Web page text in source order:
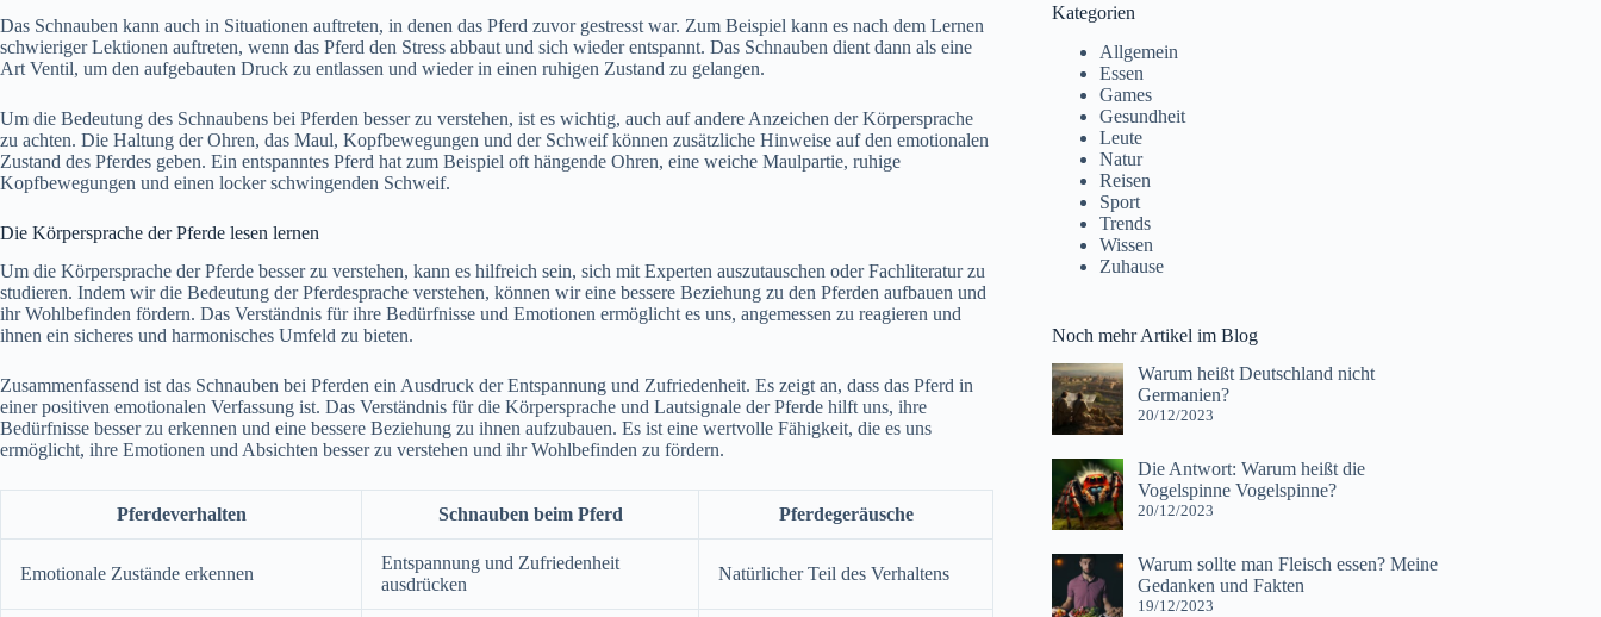
Das Schnauben kann auch in Situationen auftreten, in denen das Pferd zuvor gestresst war. Zum Beispiel kann es nach dem Lernen
schwieriger Lektionen auftreten, wenn das Pferd den Stress abbaut und sich wieder entspannt. Das Schnauben dient dann als eine
Art Ventil, um den aufgebauten Druck zu entlassen und wieder in einen ruhigen Zustand zu gelangen.
Um die Bedeutung des Schnaubens bei Pferden besser zu verstehen, ist es wichtig, auch auf andere Anzeichen der Körpersprache
zu achten. Die Haltung der Ohren, das Maul, Kopfbewegungen und der Schweif können zusätzliche Hinweise auf den emotionalen
Zustand des Pferdes geben. Ein entspanntes Pferd hat zum Beispiel oft hängende Ohren, eine weiche Maulpartie, ruhige
Kopfbewegungen und einen locker schwingenden Schweif.
Die Körpersprache der Pferde lesen lernen
Um die Körpersprache der Pferde besser zu verstehen, kann es hilfreich sein, sich mit Experten auszutauschen oder Fachliteratur zu
studieren. Indem wir die Bedeutung der Pferdesprache verstehen, können wir eine bessere Beziehung zu den Pferden aufbauen und
ihr Wohlbefinden fördern. Das Verständnis für ihre Bedürfnisse und Emotionen ermöglicht es uns, angemessen zu reagieren und
ihnen ein sicheres und harmonisches Umfeld zu bieten.
Zusammenfassend ist das Schnauben bei Pferden ein Ausdruck der Entspannung und Zufriedenheit. Es zeigt an, dass das Pferd in
einer positiven emotionalen Verfassung ist. Das Verständnis für die Körpersprache und Lautsignale der Pferde hilft uns, ihre
Bedürfnisse besser zu erkennen und eine bessere Beziehung zu ihnen aufzubauen. Es ist eine wertvolle Fähigkeit, die es uns
ermöglicht, ihre Emotionen und Absichten besser zu verstehen und ihr Wohlbefinden zu fördern.
Pferdeverhalten Schnauben beim Pferd Pferdegeräusche
Emotionale Zustände erkennen
Entspannung und Zufriedenheit
ausdrücken
Natürlicher Teil des Verhaltens
Kategorien
Allgemein
Essen
Games
Gesundheit
Leute
Natur
Reisen
Sport
Trends
Wissen
Zuhause
Noch mehr Artikel im Blog
Warum heißt Deutschland nicht
Germanien?
20/12/2023
Die Antwort: Warum heißt die
Vogelspinne Vogelspinne?
20/12/2023
Warum sollte man Fleisch essen? Meine
Gedanken und Fakten
19/12/2023